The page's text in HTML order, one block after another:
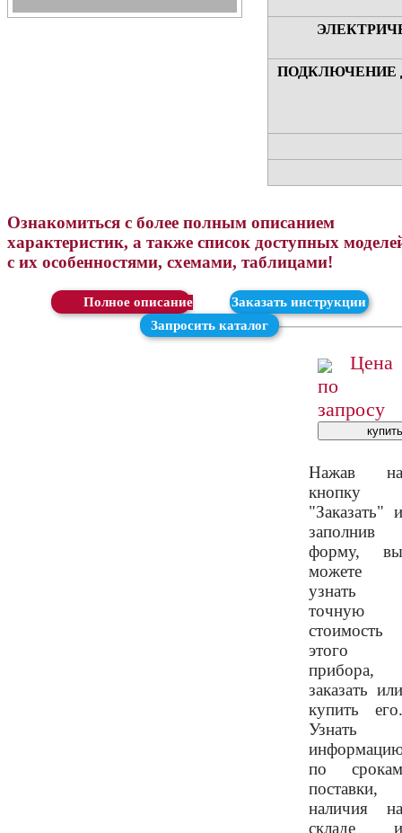
ПОДКЛЮЧЕНИЕ
Ознакомиться с более полным описанием
характеристик, а также список доступных
с их особенностями, схемами, таблицами!
Скачать
Заказать инструкции
Запросить каталог
Цена
по
запросу
Нажав на
кнопку
"Заказать" и
заполнив
форму, вы
можете
узнать
точную
стоимость
этого
прибора,
заказать или
купить его.
Узнать
по срокам
поставки,
наличия на
складе и